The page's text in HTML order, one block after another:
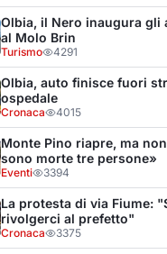
Olbia, il Nero inaugura gli
al Molo Brin
Turismo 4291
Olbia, auto finisce fuori
ospedale
Cronaca 4015
Monte Pino riapre, ma
sono morte tre persone»
Eventi 3394
La protesta di via Fiume:
rivolgerci al prefetto"
Cronaca 3375